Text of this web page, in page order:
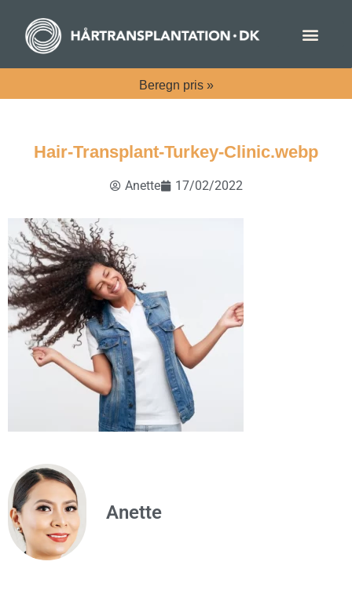
Beregn pris »
Hair-Transplant-Turkey-Clinic.webp
Anette 17/02/2022
Anette